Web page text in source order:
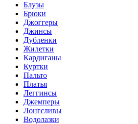
Блузы
Брюки
Джоггеры
Джинсы
Дубленки
Жилетки
Кардиганы
Куртки
Пальто
Платья
Леггинсы
Джемперы
Лонгсливы
Водолазки